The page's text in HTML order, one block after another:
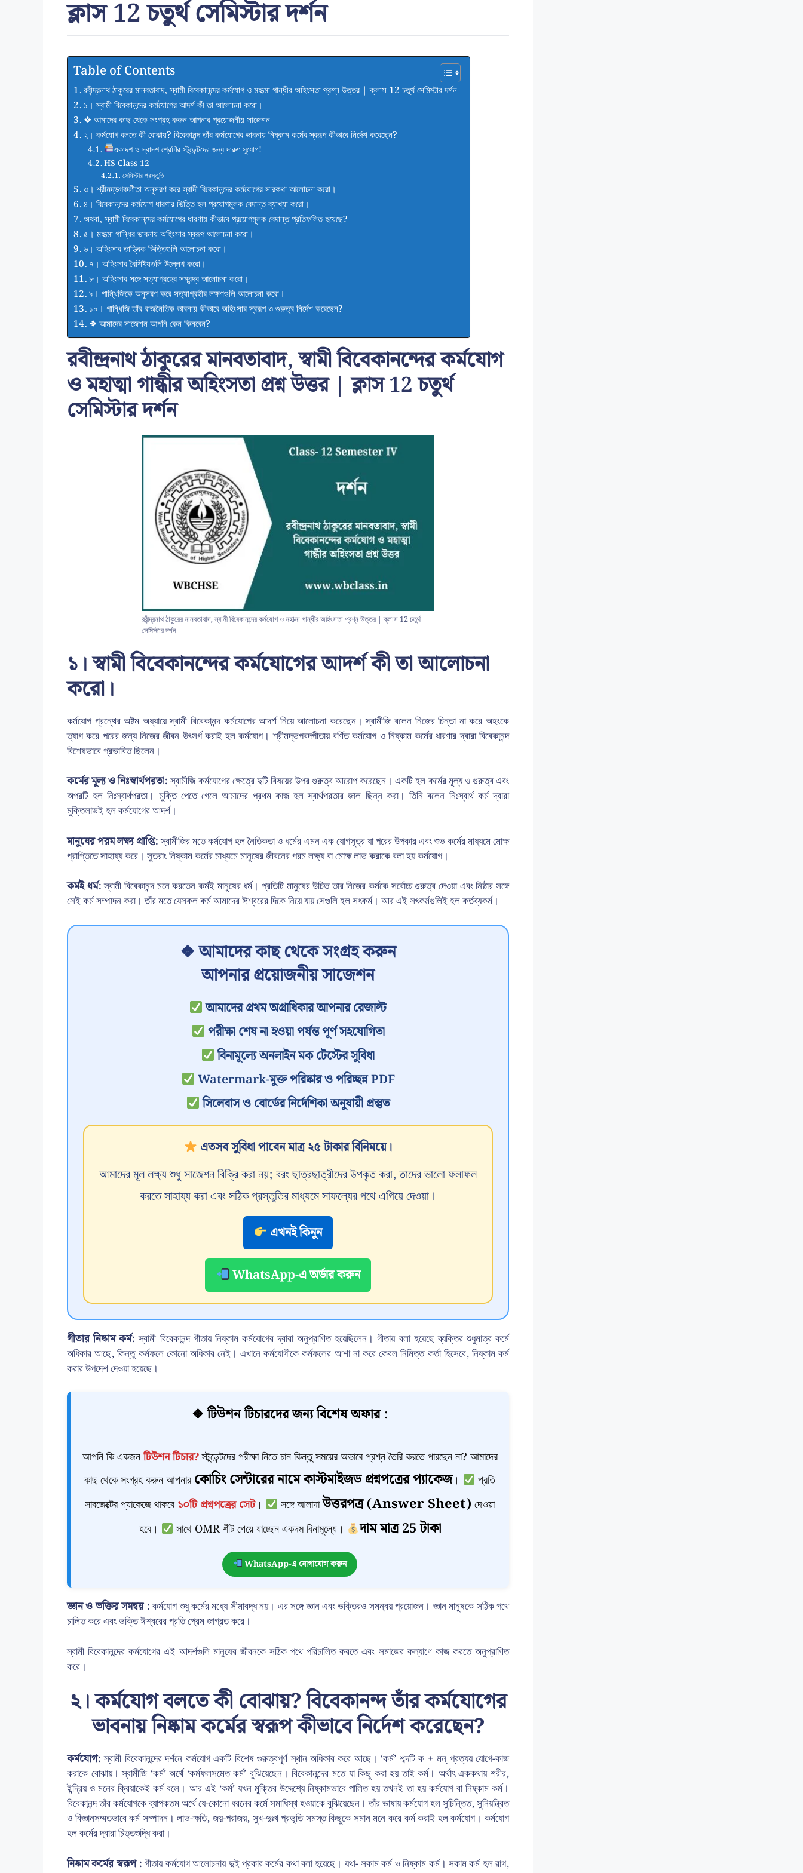
ক্লাস 12 চতুর্থ সেমিস্টার দর্শন
Table of Contents
রবীন্দ্রনাথ ঠাকুরের মানবতাবাদ, স্বামী বিবেকানন্দের কর্মযোগ ও মহাত্মা গান্ধীর অহিংসতা প্রশ্ন উত্তর | ক্লাস 12 চতুর্থ সেমিস্টার দর্শন
১। স্বামী বিবেকানন্দের কর্মযোগের আদর্শ কী তা আলোচনা করো।
❖ আমাদের কাছ থেকে সংগ্রহ করুন আপনার প্রয়োজনীয় সাজেশন
২। কর্মযোগ বলতে কী বোঝায়? বিবেকানন্দ তাঁর কর্মযোগের ভাবনায় নিষ্কাম কর্মের স্বরূপ কীভাবে নির্দেশ করেছেন?
একাদশ ও দ্বাদশ শ্রেণির স্টুডেন্টদের জন্য দারুণ সুযোগ!
HS Class 12
সেমিস্টার প্রস্তুতি
৩। শ্রীমদ্ভগবদ্গীতা অনুসরণ করে স্বাদী বিবেকানন্দের কর্মযোগের সারকথা আলোচনা করো।
৪। বিবেকানন্দের কর্মযোগ ধারণার ভিত্তি হল প্রয়োগমূলক বেদান্ত ব্যাখ্যা করো।
অথবা, স্বামী বিবেকানন্দের কর্মযোগের ধারণায় কীভাবে প্রয়োগমূলক বেদান্ত প্রতিফলিত হয়েছে?
৫। মহাত্মা গান্ধির ভাবনায় অহিংসার স্বরূপ আলোচনা করো।
৬। অহিংসার তাত্ত্বিক ভিত্তিগুলি আলোচনা করো।
৭। অহিংসার বৈশিষ্ট্যগুলি উল্লেখ করো।
৮। অহিংসার সঙ্গে সত্যাগ্রহের সম্বন্দ্ব আলোচনা করো।
৯। গান্ধিজিকে অনুসরণ করে সত্যাগ্রহীর লক্ষণগুলি আলোচনা করো।
১০। গান্ধিজি তাঁর রাজনৈতিক ভাবনায় কীভাবে অহিংসার স্বরূপ ও গুরুত্ব নির্দেশ করেছেন?
❖ আমাদের সাজেশন আপনি কেন কিনবেন?
রবীন্দ্রনাথ ঠাকুরের মানবতাবাদ, স্বামী বিবেকানন্দের কর্মযোগ
ও মহাত্মা গান্ধীর অহিংসতা প্রশ্ন উত্তর | ক্লাস 12 চতুর্থ
সেমিস্টার দর্শন
রবীন্দ্রনাথ ঠাকুরের মানবতাবাদ, স্বামী বিবেকানন্দের কর্মযোগ ও মহাত্মা গান্ধীর অহিংসতা প্রশ্ন উত্তর | ক্লাস 12 চতুর্থ
সেমিস্টার দর্শন
১। স্বামী বিবেকানন্দের কর্মযোগের আদর্শ কী তা আলোচনা
করো।
কর্মযোগ গ্রন্থের অষ্টম অধ্যায়ে স্বামী বিবেকানন্দ কর্মযোগের আদর্শ নিয়ে আলোচনা করেছেন। স্বামীজি বলেন নিজের চিন্তা না করে অহংকে
ত্যাগ করে পরের জন্য নিজের জীবন উৎসর্গ করাই হল কর্মযোগ। শ্রীমদ্ভগবদগীতায় বর্ণিত কর্মযোগ ও নিষ্কাম কর্মের ধারণার দ্বারা বিবেকানন্দ
বিশেষভাবে প্রভাবিত ছিলেন।
কর্মের মূল্য ও নিঃস্বার্থপরতা:স্বামীজি কর্মযোগের ক্ষেত্রে দুটি বিষয়ের উপর গুরুত্ব আরোপ করেছেন। একটি হল কর্মের মূল্য ও গুরুত্ব এবং
অপরটি হল নিঃস্বার্থপরতা। মুক্তি পেতে গেলে আমাদের প্রথম কাজ হল স্বার্থপরতার জাল ছিন্ন করা। তিনি বলেন নিঃস্বার্থ কর্ম দ্বারা
মুক্তিলাভই হল কর্মযোগের আদর্শ।
মানুষের পরম লক্ষ্য প্রাপ্তি:স্বামীজির মতে কর্মযোগ হল নৈতিকতা ও ধর্মের এমন এক যোগসূত্র যা পরের উপকার এবং শুভ কর্মের মাধ্যমে মোক্ষ
প্রাপ্তিতে সাহায্য করে। সুতরাং নিষ্কাম কর্মের মাধ্যমে মানুষের জীবনের পরম লক্ষ্য বা মোক্ষ লাভ করাকে বলা হয় কর্মযোগ।
কর্মই ধর্ম:স্বামী বিবেকানন্দ মনে করতেন কর্মই মানুষের ধর্ম। প্রতিটি মানুষের উচিত তার নিজের কর্মকে সর্বোচ্চ গুরুত্ব দেওয়া এবং নিষ্ঠার সঙ্গে
সেই কর্ম সম্পাদন করা। তাঁর মতে যেসকল কর্ম আমাদের ঈশ্বরের দিকে নিয়ে যায় সেগুলি হল সৎকর্ম। আর এই সৎকর্মগুলিই হল কর্তব্যকর্ম।
❖ আমাদের কাছ থেকে সংগ্রহ করুন
আপনার প্রয়োজনীয় সাজেশন
আমাদের প্রথম অগ্রাধিকার আপনার রেজাল্ট
পরীক্ষা শেষ না হওয়া পর্যন্ত পূর্ণ সহযোগিতা
বিনামূল্যে অনলাইন মক টেস্টের সুবিধা
Watermark-মুক্ত পরিষ্কার ও পরিচ্ছন্ন PDF
সিলেবাস ও বোর্ডের নির্দেশিকা অনুযায়ী প্রস্তুত
এতসব সুবিধা পাবেন মাত্র ২৫ টাকার বিনিময়ে।
আমাদের মূল লক্ষ্য শুধু সাজেশন বিক্রি করা নয়; বরং ছাত্রছাত্রীদের উপকৃত করা, তাদের ভালো ফলাফল
করতে সাহায্য করা এবং সঠিক প্রস্তুতির মাধ্যমে সাফল্যের পথে এগিয়ে দেওয়া।
এখনই কিনুন
WhatsApp-এ অর্ডার করুন
গীতার নিষ্কাম কর্ম: স্বামী বিবেকানন্দ গীতায় নিষ্কাম কর্মযোগের দ্বারা অনুপ্রাণিত হয়েছিলেন। গীতায় বলা হয়েছে ব্যক্তির শুধুমাত্র কর্মে
অধিকার আছে, কিন্তু কর্মফলে কোনো অধিকার নেই। এখানে কর্মযোগীকে কর্মফলের আশা না করে কেবল নিমিত্ত কর্তা হিসেবে, নিষ্কাম কর্ম
করার উপদেশ দেওয়া হয়েছে।
❖ টিউশন টিচারদের জন্য বিশেষ অফার :
আপনি কি একজনটিউশন টিচার?স্টুডেন্টদের পরীক্ষা নিতে চান কিন্তু সময়ের অভাবে প্রশ্ন তৈরি করতে পারছেন না? আমাদের
কাছ থেকে সংগ্রহ করুন আপনারকোচিং সেন্টারের নামে কাস্টমাইজড প্রশ্নপত্রের প্যাকেজ।
প্রতি
সাবজেক্টের প্যাকেজে থাকবে১০টি প্রশ্নপত্রের সেট। সঙ্গে আলাদাউত্তরপত্র (Answer Sheet) দেওয়া
হবে।
সাথে OMR শীট পেয়ে যাচ্ছেন একদম বিনামূল্যে। দাম মাত্র 25 টাকা
WhatsApp-এ যোগাযোগ করুন
জ্ঞান ও ভক্তির সমন্বয় :কর্মযোগ শুধু কর্মের মধ্যে সীমাবদ্ধ নয়। এর সঙ্গে জ্ঞান এবং ভক্তিরও সমন্বয় প্রয়োজন। জ্ঞান মানুষকে সঠিক পথে
চালিত করে এবং ভক্তি ঈশ্বরের প্রতি প্রেম জাগ্রত করে।
স্বামী বিবেকানন্দের কর্মযোগের এই আদর্শগুলি মানুষের জীবনকে সঠিক পথে পরিচালিত করতে এবং সমাজের কল্যাণে কাজ করতে অনুপ্রাণিত
করে।
২। কর্মযোগ বলতে কী বোঝায়? বিবেকানন্দ তাঁর কর্মযোগের
ভাবনায় নিষ্কাম কর্মের স্বরূপ কীভাবে নির্দেশ করেছেন?
কর্মযোগ:স্বামী বিবেকানন্দের দর্শনে কর্মযোগ একটি বিশেষ গুরুত্বপূর্ণ স্থান অধিকার করে আছে। ‘কর্ম’ শব্দটি ক + মন্ প্রত্যয় যোগে-কাজ
করাকে বোঝায়। স্বামীজি ‘কর্ম’ অর্থে ‘কর্মফলসমেত কর্ম’ বুঝিয়েছেন। বিবেকানন্দের মতে যা কিছু করা হয় তাই কর্ম। অর্থাৎ এককথায় শরীর,
ইন্দ্রিয় ও মনের ক্রিয়াকেই কর্ম বলে। আর এই ‘কর্ম’ যখন মুক্তির উদ্দেশ্যে নিষ্কামভাবে পালিত হয় তখনই তা হয় কর্মযোগ বা নিষ্কাম কর্ম।
বিবেকানন্দ তাঁর কর্মযোগকে ব্যাপকতম অর্থে যে-কোনো ধরনের কর্মে সমাধিস্থ হওয়াকে বুঝিয়েছেন। তাঁর ভাষায় কর্মযোগ হল সুচিন্তিত, সুনিয়ন্ত্রিত
ও বিজ্ঞানসম্মতভাবে কর্ম সম্পাদন। লাভ-ক্ষতি, জয়-পরাজয়, সুখ-দুঃখ প্রভৃতি সমস্ত কিছুকে সমান মনে করে কর্ম করাই হল কর্মযোগ। কর্মযোগ
হল কর্মের দ্বারা চিত্তশুদ্ধি করা।
নিষ্কাম কর্মের স্বরূপ :গীতায় কর্মযোগ আলোচনায় দুই প্রকার কর্মের কথা বলা হয়েছে। যথা- সকাম কর্ম ও নিষ্কাম কর্ম। সকাম কর্ম হল রাগ,